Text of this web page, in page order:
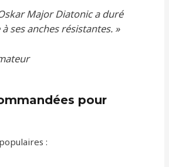
Major Diatonic a duré
ses anches résistantes. »
pour
: